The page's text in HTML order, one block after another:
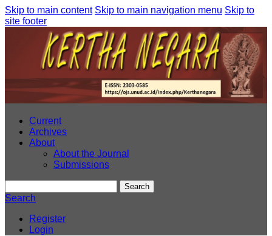
Skip to main content Skip to main navigation menu Skip to
site footer
Current
Archives
About
About the Journal
Submissions
Search
Search
Register
Login